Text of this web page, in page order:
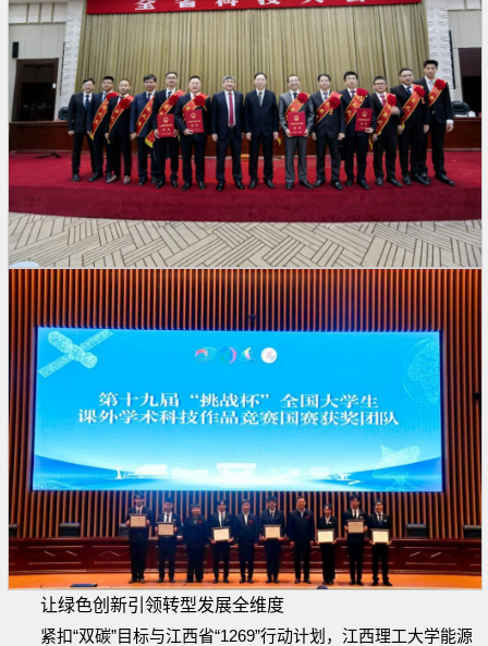
让绿色创新引领转型发展全维度
紧扣“双碳”目标与江西省“1269”行动计划，江西理工大学能源